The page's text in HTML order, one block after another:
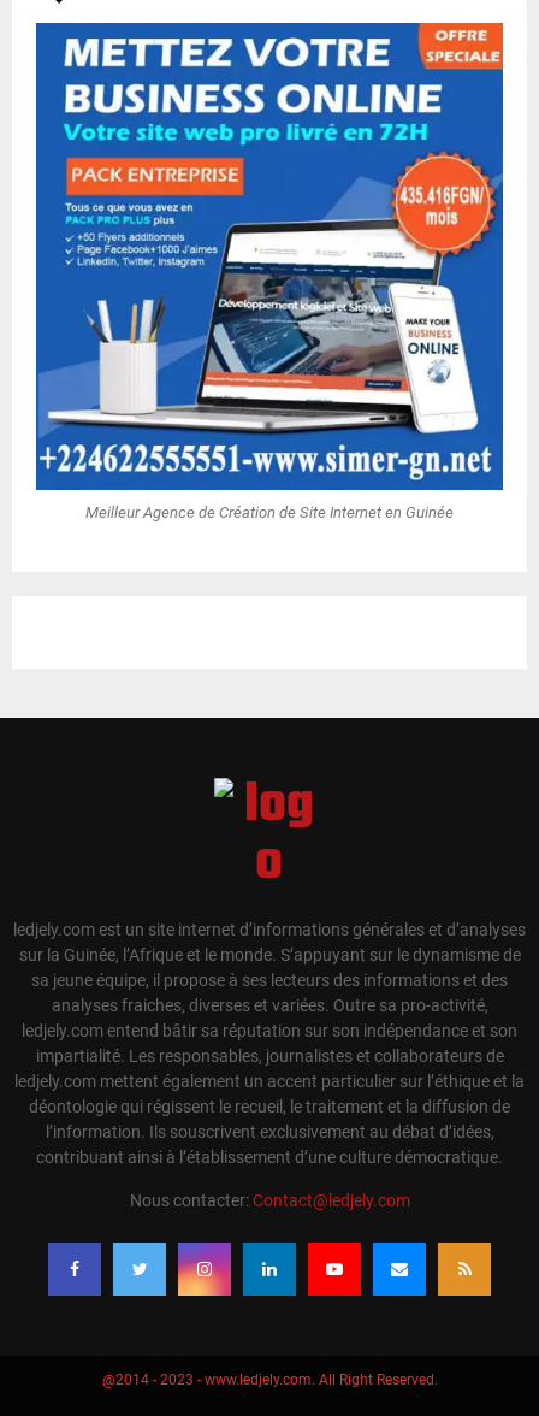
Meilleur Agence de Création de Site Internet en Guinée
ledjely.com est un site internet d’informations générales et d’analyses
sur la Guinée, l’Afrique et le monde. S’appuyant sur le dynamisme de
sa jeune équipe, il propose à ses lecteurs des informations et des
analyses fraiches, diverses et variées. Outre sa pro-activité,
ledjely.com entend bâtir sa réputation sur son indépendance et son
impartialité. Les responsables, journalistes et collaborateurs de
ledjely.com mettent également un accent particulier sur l’éthique et la
déontologie qui régissent le recueil, le traitement et la diffusion de
l’information. Ils souscrivent exclusivement au débat d’idées,
contribuant ainsi à l’établissement d’une culture démocratique.
Nous contacter:Contact@ledjely.com
@2014 - 2023 - www.ledjely.com. All Right Reserved.